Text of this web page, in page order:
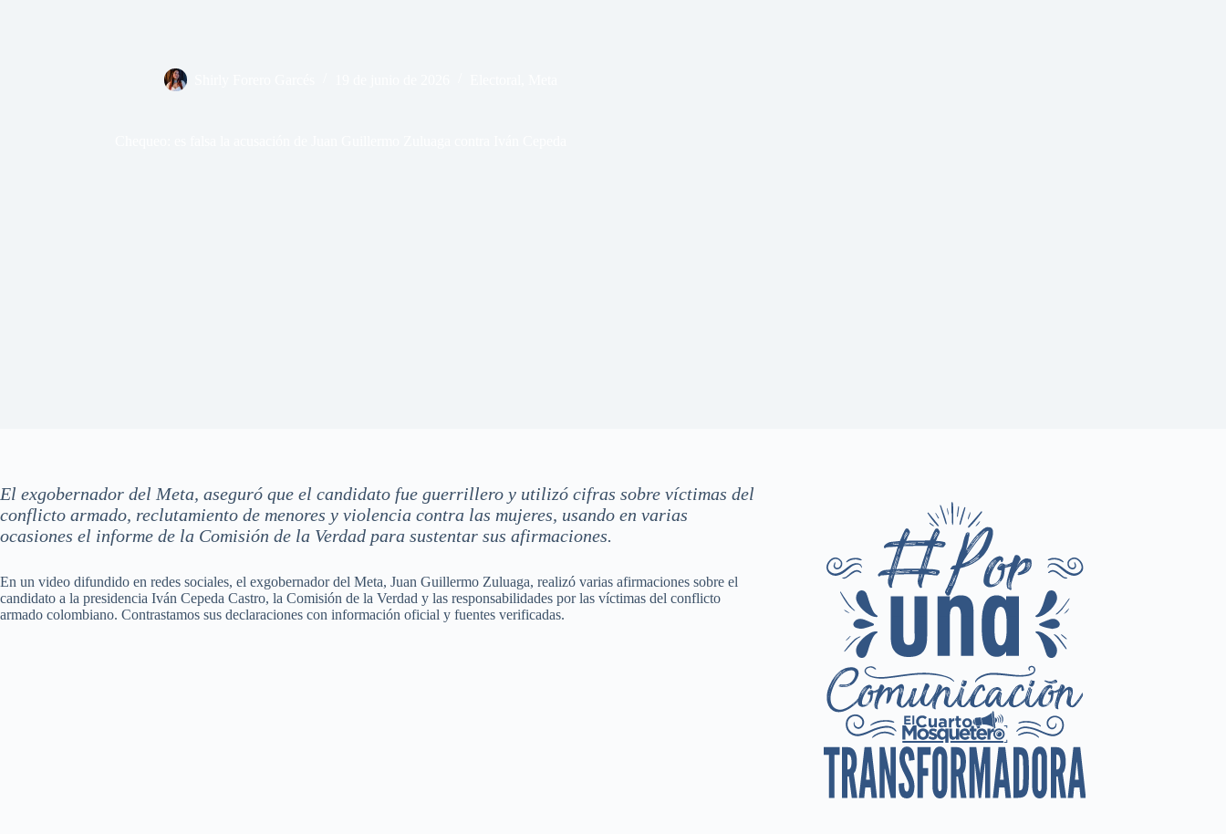
El exgobernador del Meta, aseguró que el candidato fue guerrillero y utilizó cifras sobre víctimas del
conflicto armado, reclutamiento de menores y violencia contra las mujeres, usando en varias
ocasiones el informe de la Comisión de la Verdad para sustentar sus afirmaciones.
En un video difundido en redes sociales, el exgobernador del Meta, Juan Guillermo Zuluaga, realizó varias afirmaciones sobre el
candidato a la presidencia Iván Cepeda Castro, la Comisión de la Verdad y las responsabilidades por las víctimas del conflicto
armado colombiano. Contrastamos sus declaraciones con información oficial y fuentes verificadas.